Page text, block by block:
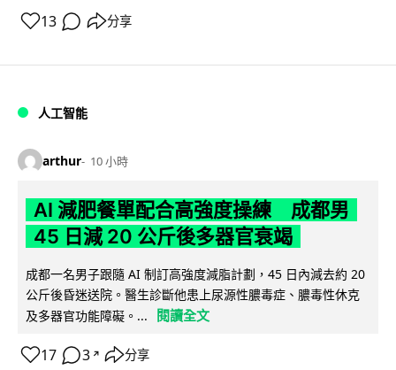
13 分享
人工智能
arthur 10 小時
AI 減肥餐單配合高強度操練 成都男
45 日減 20 公斤後多器官衰竭
成都一名男子跟隨 AI 制訂高強度減脂計劃，45 日內減去約 20
公斤後昏迷送院。醫生診斷他患上尿源性膿毒症、膿毒性休克
及多器官功能障礙。...
閱讀全文
17 3 ↗ 分享